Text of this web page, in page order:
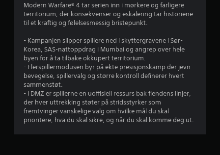
Modern Warfare® 4 tar serien inn i mørkere og farligere
territorium, der konsekvenser og eskalering tar historiene
til et kraftig og følelsesmessig bristepunkt.
- Kampanjen slipper spillere ned i skyttergravene i Sør-
Korea, SAS-nattoppdrag i Mumbai og angrep over hele
byen for å ta tilbake okkupert territorium.
- Flerspillermodusen byr på ekte presisjonskamp der jevn
bevegelse, spillervalg og større kontroll definerer hvert
sammenstøt.
- I DMZ er spillerne en uoffisiell ressurs bak fiendens linjer,
der hver uttrekking støter på stridsstyrker som
fremtvinger vanskelige valg om hvilke mål du skal
prioritere, hva du skal sikre, og når du skal komme deg ut.